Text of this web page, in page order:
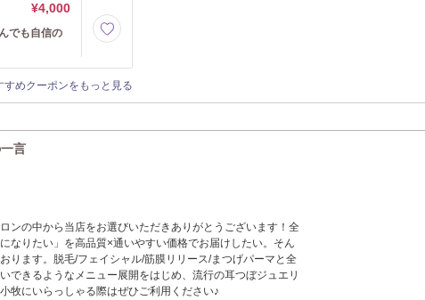
¥4,000
でも自信の
すめクーポンをもっと見る
言
ンの中から当店をお選びいただきありがとうございます！全
なりたい」を高品質×通いやすい価格でお届けしたい。そん
ります。脱毛/フェイシャル/筋膜リリース/まつげパーマと全
できるようなメニュー展開をはじめ、流行の耳つぼジュエリ
牧にいらっしゃる際はぜひご利用ください♪